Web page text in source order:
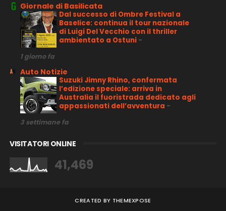
Giornale di Basilicata
Dal successo di Ombre Festival a
Baselice: continua il tour nazionale
di Luigi Del Vecchio con il thriller
ambientato a Ostuni -
1 giorno fa
Auto Notizie
Suzuki Jimny Rhino, confermata
l’edizione speciale: arriva in
Australia il fuoristrada dedicato agli
appassionati dell’avventura -
3 settimane fa
VISITATORI ONLINE
41,469
CREATED BY THEMEXPOSE